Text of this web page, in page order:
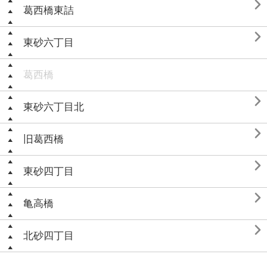
葛西橋東詰 
東砂六丁目 
葛西橋
東砂六丁目北 
旧葛西橋 
東砂四丁目 
亀高橋 
北砂四丁目 